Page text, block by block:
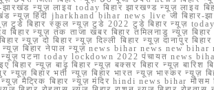
झारखंड न्यूज़ लाइव today बिहार झारखण्ड न्यूज़
न्यूज़ हिंदी jharkhand bihar news live जी बिहार-
टुडे बिहार स्कूल न्यूज़ टुडे 2022 टुडे बिहार न्यूज़
बिहार न्यूज़ तक ताजा खबर बिहार तमिलनाडु न्यूज़
न्यूज़ दो बिहार न्यूज़ दिल्ली बिहार न्यूज़ दानापुर
न्यूज़ बिहार नेपाल न्यूज़ news bihar news new
न्यूज़ पटना today lockdown 2022 पंचायत news
बिहार न्यूज़ बाढ़ बिहार न्यूज़ बक्सर बिहार न्यूज़
न्यूज़ बिहार भर्ती न्यूज़ बिहार भारत न्यूज़ भास्कर
न्यूज़ मैट्रिक बिहार न्यूज़ मंदिर hindi news bihar